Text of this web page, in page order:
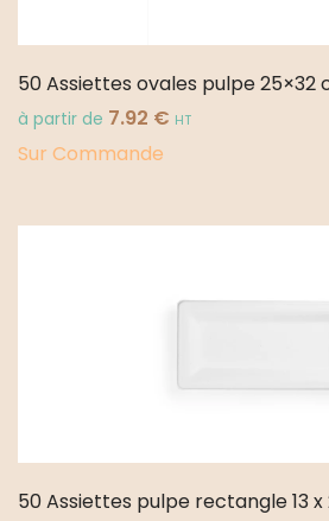
50 Assiettes ovales pulpe 25×32
à partir de 7.92 € HT
Sur Commande
50 Assiettes pulpe rectangle 13